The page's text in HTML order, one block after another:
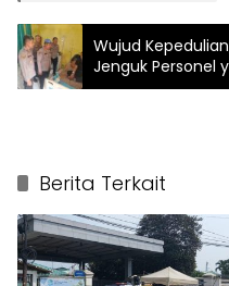
Wujud
Jenguk Personel
Berita Terkait